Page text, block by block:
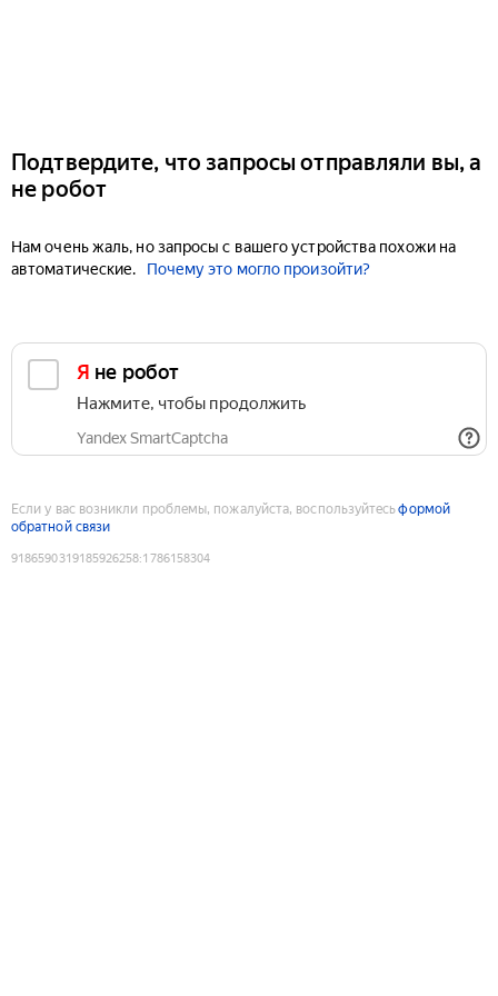
Подтвердите, что запросы отправляли вы, а
не робот
Нам очень жаль, но запросы с вашего устройства похожи на
автоматические.
Почему это могло произойти?
Я не робот
Нажмите, чтобы продолжить
Yandex SmartCaptcha
Если у вас возникли проблемы, пожалуйста, воспользуйтесьформой
обратной связи
9186590319185926258:1786158304